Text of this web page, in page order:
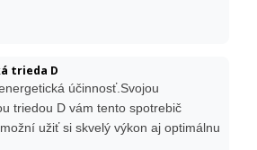
trieda D
účinnosť.Svojou
triedou D vám tento spotrebič
užiť si skvelý výkon aj optimálnu